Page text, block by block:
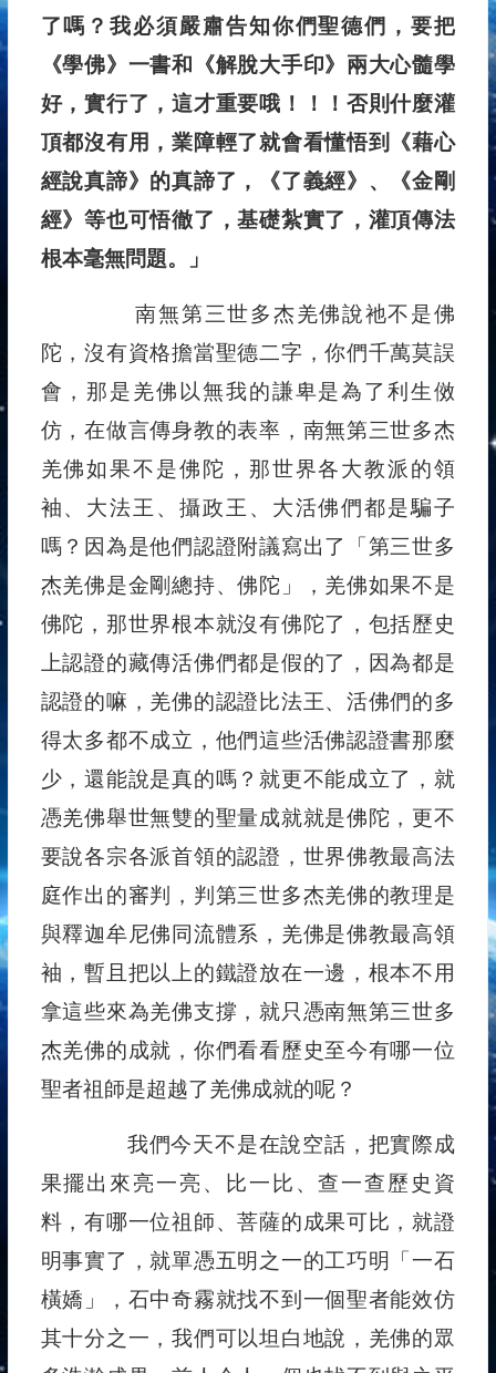
了嗎？我必須嚴肅告知你們聖德們，要把
《學佛》一書和《解脫大手印》兩大心髓學
好，實行了，這才重要哦！！！否則什麼灌
頂都沒有用，業障輕了就會看懂悟到《藉心
經說真諦》的真諦了，《了義經》、《金剛
經》等也可悟徹了，基礎紮實了，灌頂傳法
根本毫無問題。」
南無第三世多杰羌佛說祂不是佛
陀，沒有資格擔當聖德二字，你們千萬莫誤
會，那是羌佛以無我的謙卑是為了利生傚
仿，在做言傳身教的表率，南無第三世多杰
羌佛如果不是佛陀，那世界各大教派的領
袖、大法王、攝政王、大活佛們都是騙子
嗎？因為是他們認證附議寫出了「第三世多
杰羌佛是金剛總持、佛陀」，羌佛如果不是
佛陀，那世界根本就沒有佛陀了，包括歷史
上認證的藏傳活佛們都是假的了，因為都是
認證的嘛，羌佛的認證比法王、活佛們的多
得太多都不成立，他們這些活佛認證書那麼
少，還能說是真的嗎？就更不能成立了，就
憑羌佛舉世無雙的聖量成就就是佛陀，更不
要說各宗各派首領的認證，世界佛教最高法
庭作出的審判，判第三世多杰羌佛的教理是
與釋迦牟尼佛同流體系，羌佛是佛教最高領
袖，暫且把以上的鐵證放在一邊，根本不用
拿這些來為羌佛支撐，就只憑南無第三世多
杰羌佛的成就，你們看看歷史至今有哪一位
聖者祖師是超越了羌佛成就的呢？
我們今天不是在說空話，把實際成
果擺出來亮一亮、比一比、查一查歷史資
料，有哪一位祖師、菩薩的成果可比，就證
明事實了，就單憑五明之一的工巧明「一石
橫嬌」，石中奇霧就找不到一個聖者能效仿
其十分之一，我們可以坦白地說，羌佛的眾